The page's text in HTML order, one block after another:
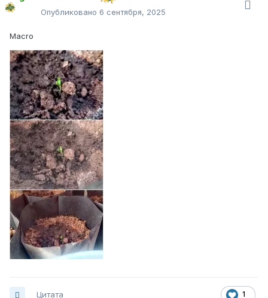
Опубликовано 6 сентября, 2025
Macro
1
Цитата